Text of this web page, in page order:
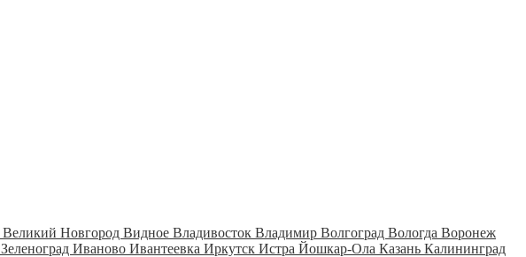
Великий Новгород Видное Владивосток Владимир Волгоград Вологда Воронеж
Зеленоград Иваново Ивантеевка Иркутск Истра Йошкар-Ола Казань Калининград